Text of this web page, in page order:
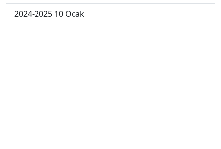
2024-2025 10 Ocak